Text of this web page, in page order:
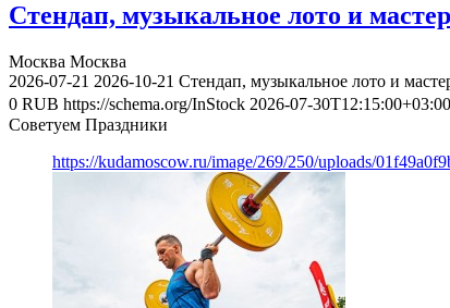
Стендап, музыкальное лото и
Москва Москва
2026-07-21 2026-10-21 Стендап, музыкальное лото и
0 RUB https://schema.org/InStock 2026-07-30T12:15:00+03:00
Советуем Праздники
https://kudamoscow.ru/image/269/250/uploads/